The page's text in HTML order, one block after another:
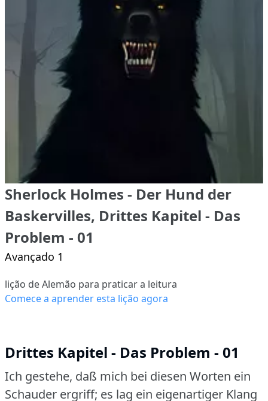
Sherlock Holmes - Der Hund der
Baskervilles, Drittes Kapitel - Das
Problem - 01
Avançado 1
lição de Alemão para praticar a leitura
Comece a aprender esta lição agora
Drittes Kapitel - Das Problem - 01
Ich gestehe, daß mich bei diesen Worten ein
Schauder ergriff; es lag ein eigenartiger Klang